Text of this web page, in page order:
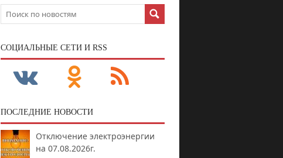
CОЦИАЛЬНЫЕ СЕТИ И RSS
ПОСЛЕДНИЕ НОВОСТИ
Отключение электроэнергии
на 07.08.2026г.